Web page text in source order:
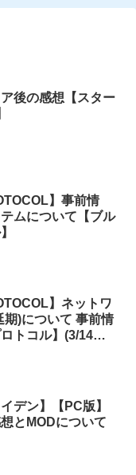
ア後の感想【スター
】事前情
ムについて【ブル
】ネットワ
期)について 事前情
トコル】(3/14更
デン】【PC版】
とMODについて